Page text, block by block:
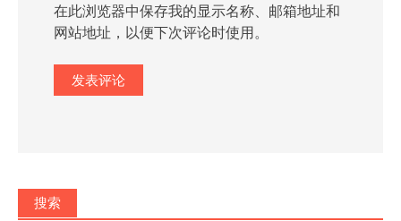
在此浏览器中保存我的显示名称、邮箱地址和
网站地址，以便下次评论时使用。
搜索